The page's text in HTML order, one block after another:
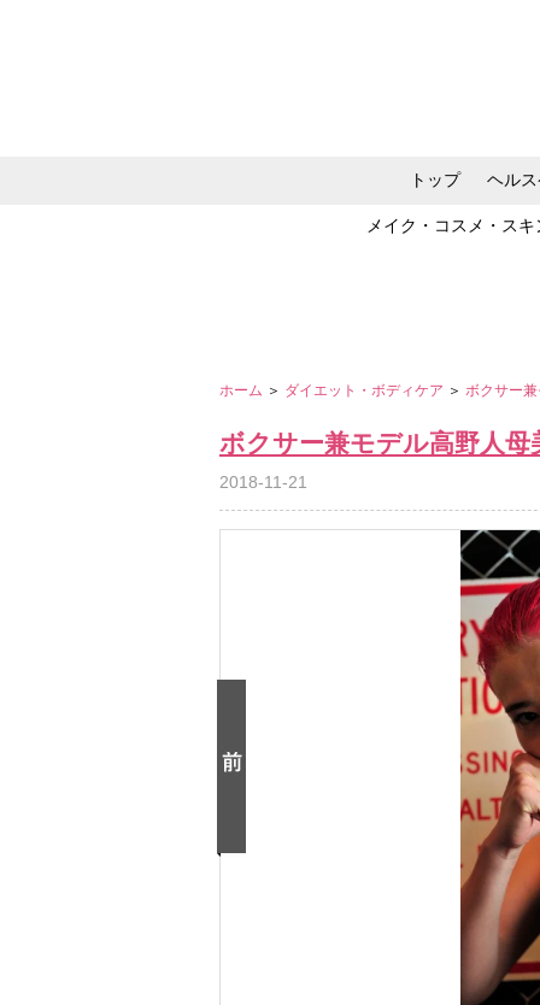
トップ ヘル
メイク・コスメ・ス
ホーム ＞ ダイエット・ボディケア ＞ ボクサー
ボクサー兼モデル高野人
2018-11-21